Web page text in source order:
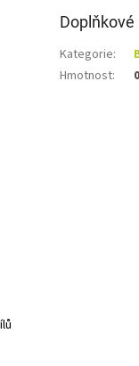
Kategorie:
Hmotnost: